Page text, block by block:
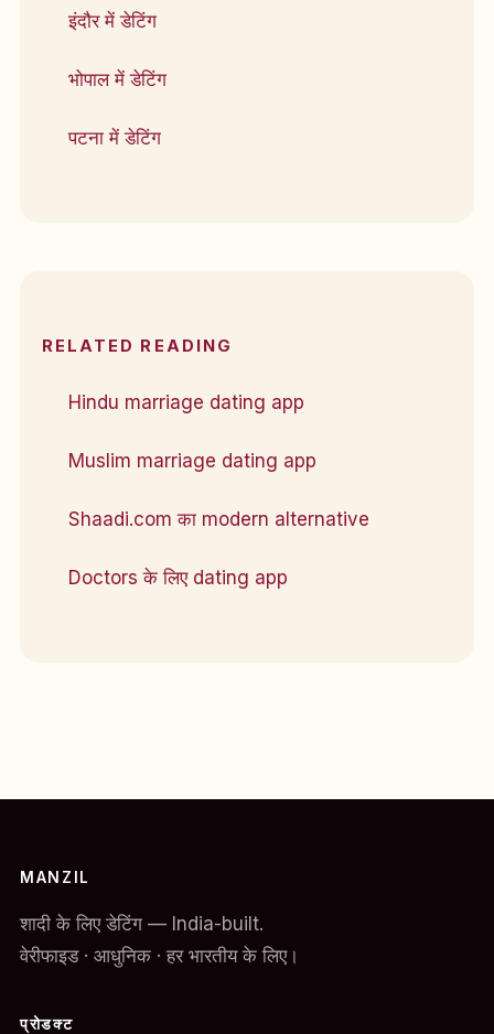
इंदौर में डेटिंग
भोपाल में डेटिंग
पटना में डेटिंग
RELATED READING
Hindu marriage dating app
Muslim marriage dating app
Shaadi.com का modern alternative
Doctors के लिए dating app
MANZIL
शादी के लिए डेटिंग — India-built.
वेरीफाइड · आधुनिक · हर भारतीय के लिए।
प्रोडक्ट